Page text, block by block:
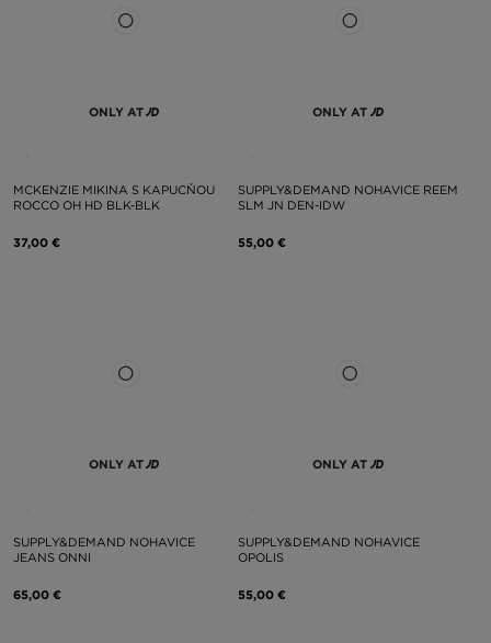
ONLY AT
MCKENZIE MIKINA S KAPUCŇOU
ROCCO OH HD BLK-BLK
37,00 €
ONLY AT
SUPPLY&DEMAND NOHAVICE REEM
SLM JN DEN-IDW
55,00 €
ONLY AT
SUPPLY&DEMAND NOHAVICE
JEANS ONNI
65,00 €
ONLY AT
SUPPLY&DEMAND NOHAVICE
OPOLIS
55,00 €